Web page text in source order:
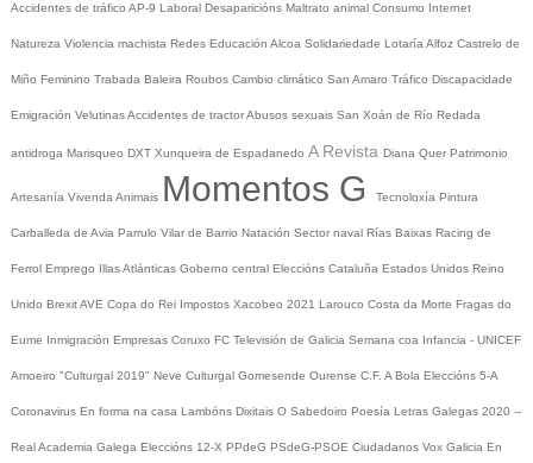
Accidentes de tráfico AP-9 Laboral Desaparicións Maltrato animal Consumo Internet
Natureza Violencia machista Redes Educación Alcoa Solidariedade Lotaría Alfoz Castrelo de
Miño Feminino Trabada Baleira Roubos Cambio climático San Amaro Tráfico Discapacidade
Emigración VelutinasAccidentes de tractorAbusos sexuais San Xoán de Río Redada
antidroga Marisqueo DXT Xunqueira de Espadanedo A Revista Diana Quer Patrimonio
Artesanía Vivenda Animais Momentos G Tecnoloxía Pintura
Carballeda de Avia Parrulo Vilar de Barrio Natación Sector naval Rías Baixas Racing de
Ferrol Emprego Illas Atlánticas Goberno central Eleccións Cataluña Estados Unidos Reino
Unido BrexitAVE Copa do Rei Impostos Xacobeo 2021 Larouco Costa da Morte Fragas do
Eume Inmigración Empresas Coruxo FC Televisión de Galicia Semana coa Infancia - UNICEF
Amoeiro "Culturgal 2019" Neve Culturgal Gomesende Ourense C.F. A Bola Eleccións 5-A
Coronavirus En forma na casa Lambóns Dixitais O Sabedoiro Poesía Letras Galegas 2020 --
Real Academia Galega Eleccións 12-X PPdeG PSdeG-PSOE Ciudadanos Vox Galicia En